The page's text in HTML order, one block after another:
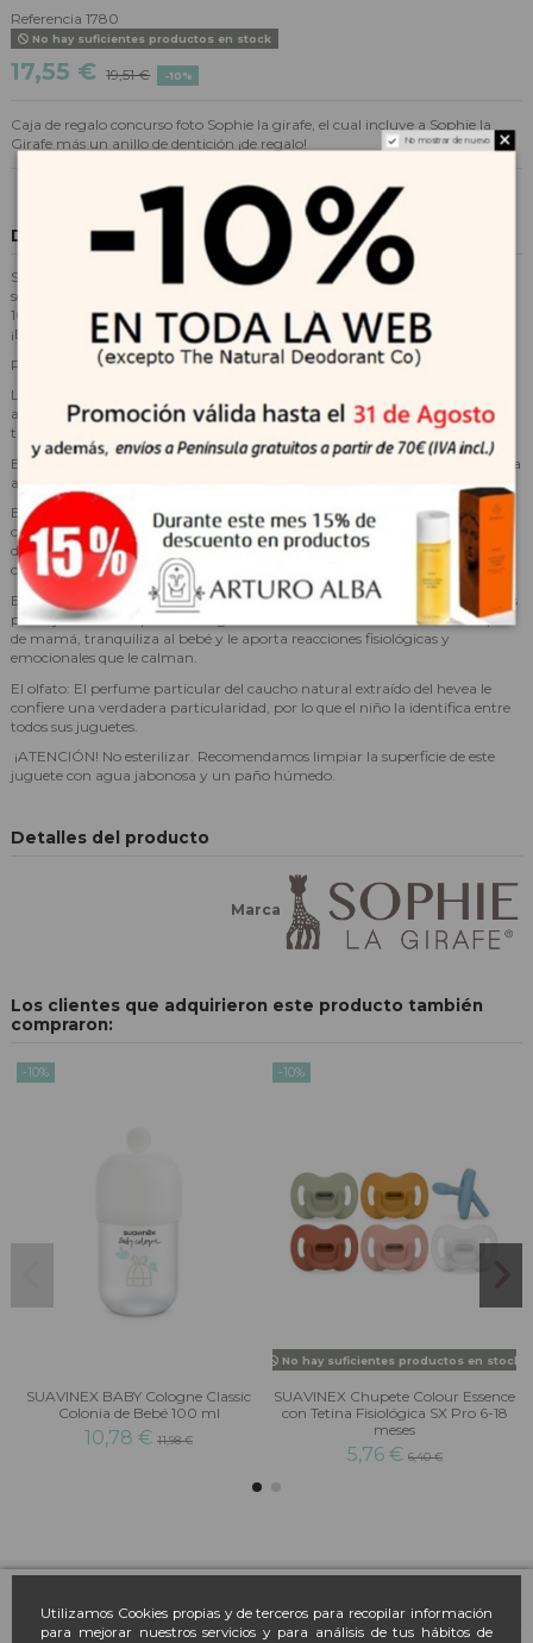
Utilizamos Cookies propias y de terceros para recopilar información
para mejorar nuestros servicios y para análisis de tus hábitos de
Referencia 1780
No hay suficientes productos en stock
17,55 € 19,51 € -10%
Caja de regalo concurso foto Sophie la girafe, el cual incluye a Sophie la
Girafe más un anillo de dentición ¡de regalo!
Descripción
Sophie la girafe es el primer juguete para bebés que despierta todos sus
sentidos y alivia los dolores del proceso de dentición del bebé. De caucho
100% natural hevea y con más de 14 procesos manuales en su fabricación.
¡Esta fantástica jirafa de 18 cm enamorará a grandes y pequeños!
Permite despertar:
La vista: Gracias a sus manchas oscuras y contrastadas en todo el cuerpo,
atrae la mirada del bebé y se convierte en un objeto familiar que le
tranquiliza, ya que la reconoce fácilmente.
El oído: Provista de un silbato, divierte y estimula el oído del bebé y le ayuda
a comprender la relación causa-efecto.
El gusto: Flexible y dotada con muchas partes para morder (orejas,
cuernos, patas), es ideal para aliviar las encías del bebé cuando les salen los
dientes. Compuesta por caucho 100% natural y pintura alimentaria,
carece de peligro para el bebé.
El tacto: Ligera, se adapta perfectamente a las manitas del bebé: sus largas
patas y su cuello le permiten agarrarla fácilmente. Tan suave como la piel
de mamá, tranquiliza al bebé y le aporta reacciones fisiológicas y
emocionales que le calman.
El olfato: El perfume particular del caucho natural extraído del hevea le
confiere una verdadera particularidad, por lo que el niño la identifica entre
todos sus juguetes.
¡ATENCIÓN! No esterilizar. Recomendamos limpiar la superficie de este
juguete con agua jabonosa y un paño húmedo.
Detalles del producto
Marca
Los clientes que adquirieron este producto también
compraron:
-10%
SUAVINEX BABY Cologne Classic
Colonia de Bebé 100 ml
10,78 € 11,98 €
-10%
No hay suficientes productos en stock
SUAVINEX Chupete Colour Essence
con Tetina Fisiológica SX Pro 6-18
meses
5,76 € 6,40 €
Farmacia March
No mostrar de nuevo